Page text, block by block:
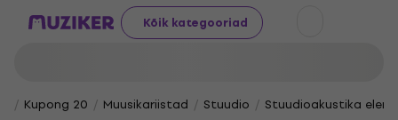
Kõik kategooriad
Kupong 20 Muusikariistad Stuudio Stuudioakustika